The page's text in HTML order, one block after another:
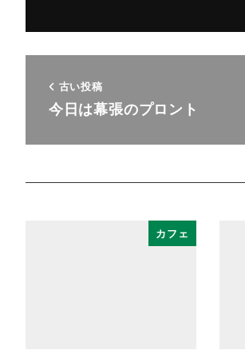
古い投稿
今日は幕張のプロント
カフェ